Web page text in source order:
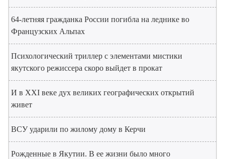
64-летняя гражданка России погибла на леднике во
Французских Альпах
Психологический триллер с элементами мистики
якутского режиссера скоро выйдет в прокат
И в XXI веке дух великих географических открытий
живет
ВСУ ударили по жилому дому в Керчи
Рожденные в Якутии. В ее жизни было много